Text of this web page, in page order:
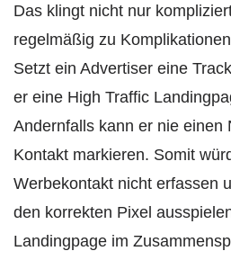
Das klingt nicht nur
regelmäßig zu
Setzt ein Advertiser eine
er eine High Traffic
Andernfalls kann er nie einen
Kontakt markieren. Somit
Werbekontakt nicht erfassen
den korrekten Pixel
Landingpage im